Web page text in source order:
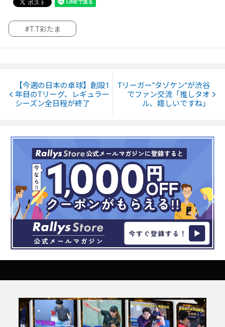
#T.T彩たま
【今週の日本の卓球】創設1
年目のTリーグ、レギュラー
シーズン全日程が終了
Tリーガー“タゾケン”が渋谷
でファン交流「推しタオ
ル、嬉しいですね」